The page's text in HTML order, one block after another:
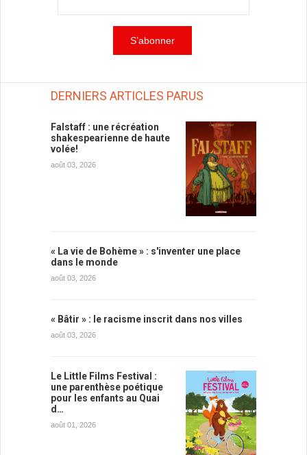
DERNIERS ARTICLES PARUS
Falstaff : une récréation
shakespearienne de haute
volée!
août 03, 2026
« La vie de Bohème » : s'inventer une place
dans le monde
août 03, 2026
« Bâtir » : le racisme inscrit dans nos villes
août 03, 2026
Le Little Films Festival :
une parenthèse poétique
pour les enfants au Quai
d…
août 01, 2026